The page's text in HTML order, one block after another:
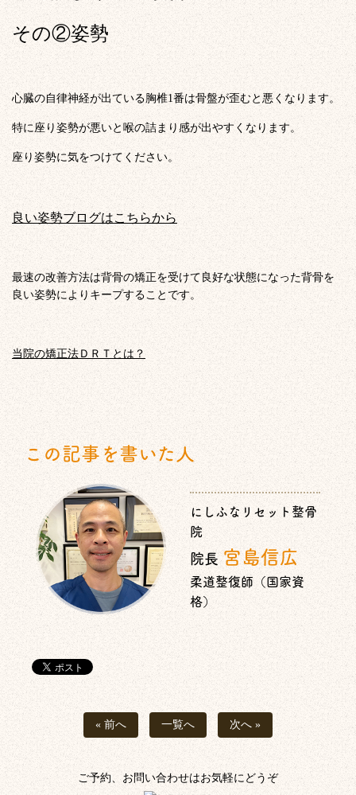
その②姿勢
心臓の自律神経が出ている胸椎1番は骨盤が歪むと悪くなります。
特に座り姿勢が悪いと喉の詰まり感が出やすくなります。
座り姿勢に気をつけてください。
良い姿勢ブログはこちらから
最速の改善方法は背骨の矯正を受けて良好な状態になった背骨を
良い姿勢によりキープすることです。
当院の矯正法ＤＲＴとは？
この記事を書いた人
にしふなリセット整骨
院
院長宮島信広
柔道整復師（国家資
格）
« 前へ 一覧へ 次へ »
ご予約、お問い合わせはお気軽にどうぞ